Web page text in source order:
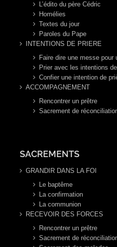
L’édito du père Cédric
Homélies
Textes du jour
Paroles du Pape
INTENTIONS DE PRIERE
Faire dire une messe pour
Prier avec les intentions
Confier une intention de
ACCOMPAGNEMENT
Rencontrer un prêtre
Sacrement de
SACREMENTS
GRANDIR DANS LA FOI
Le baptême
La confirmation
La communion
RECEVOIR DES FORCES
Rencontrer un prêtre
Sacrement de